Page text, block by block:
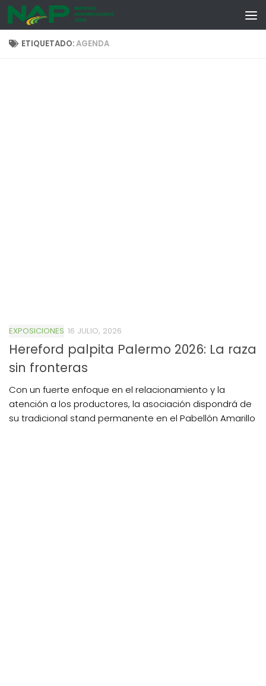
Skip to content
ETIQUETADO:AGENDA
EXPOSICIONES 16 JULIO, 2026
Hereford palpita Palermo 2026: La raza
sin fronteras
Con un fuerte enfoque en el relacionamiento y la
atención a los productores, la asociación dispondrá de
su tradicional stand permanente en el Pabellón Amarillo